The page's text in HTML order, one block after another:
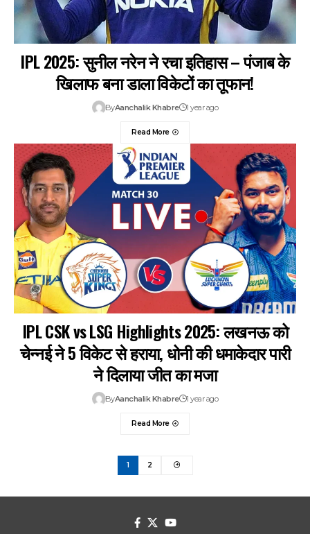
IPL 2025: सुनील नरेन ने रचा इतिहास – पंजाब के
खिलाफ बना डाला विकेटों का तूफान!
ByAanchalik Khabre 1 year ago
Read More
IPL CSK vs LSG Highlights 2025: लखनऊ को
चेन्नई ने 5 विकेट से हराया, धोनी की धमाकेदार पारी
ने दिलाया जीत का मजा
ByAanchalik Khabre 1 year ago
Read More
1 2